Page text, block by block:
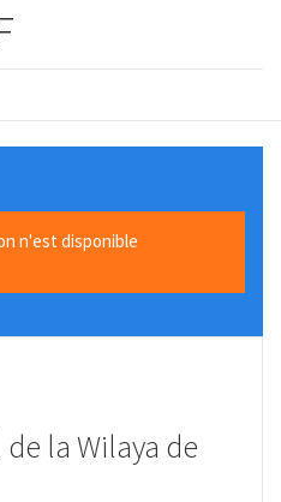
n'est disponible
la Wilaya de